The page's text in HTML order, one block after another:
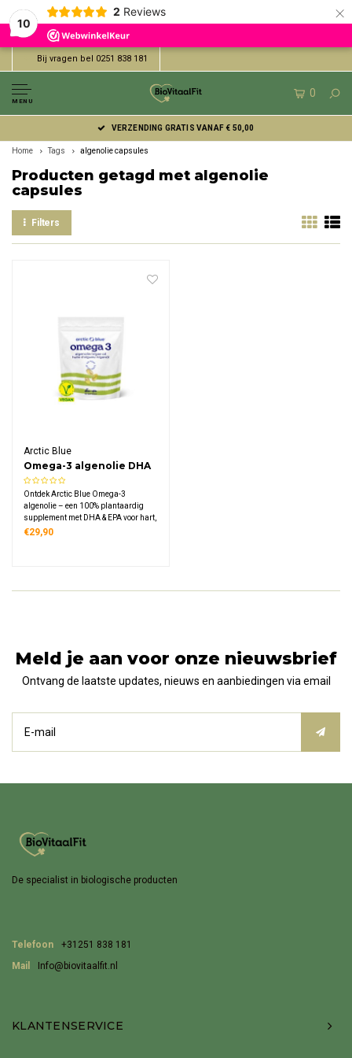
10
2 Reviews ×
Bij vragen bel 0251 838 181
MENU
0
VERZENDING GRATIS VANAF € 50,00
Home Tags algenolie capsules
Producten getagd met algenolie
capsules
Filters
Arctic Blue
Omega-3 algenolie DHA
& EPA Capsules
Ontdek Arctic Blue Omega-3
algenolie – een 100% plantaardig
supplement met DHA & EPA voor hart,
hersenen en ogen. Vegan
€29,90
Meld je aan voor onze nieuwsbrief
Ontvang de laatste updates, nieuws en aanbiedingen via email
De specialist in biologische producten
Telefoon
+31251 838 181
Mail
Info@biovitaalfit.nl
KLANTENSERVICE